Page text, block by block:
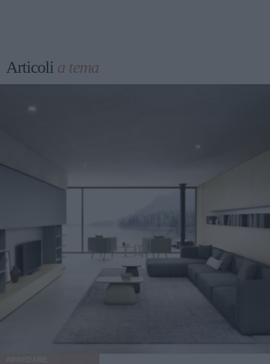
Articoli a tema